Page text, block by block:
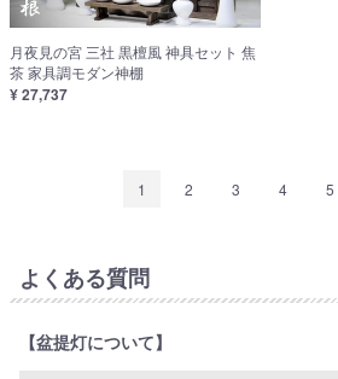
月夜見の宮 三社 黒檀風 神具セット 焦
茶 家具調モダン神棚
¥ 27,737
1 2 3 4 5
よくある質問
【盆提灯について】